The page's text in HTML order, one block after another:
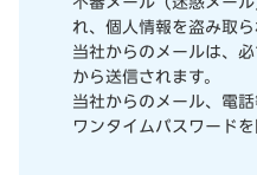
れ、個人情報を盗み取ら
当社からのメールは
から送信されます。
当社からのメール、電
ワンタイムパスワード